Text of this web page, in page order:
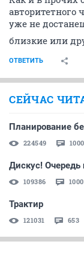
авторитетного
уже не
близкие или
ОТВЕТИТЬ
СЕЙЧАС
Планирование
224549 1000
Дискус! Очередь
109386 1000
Трактир
121031 653